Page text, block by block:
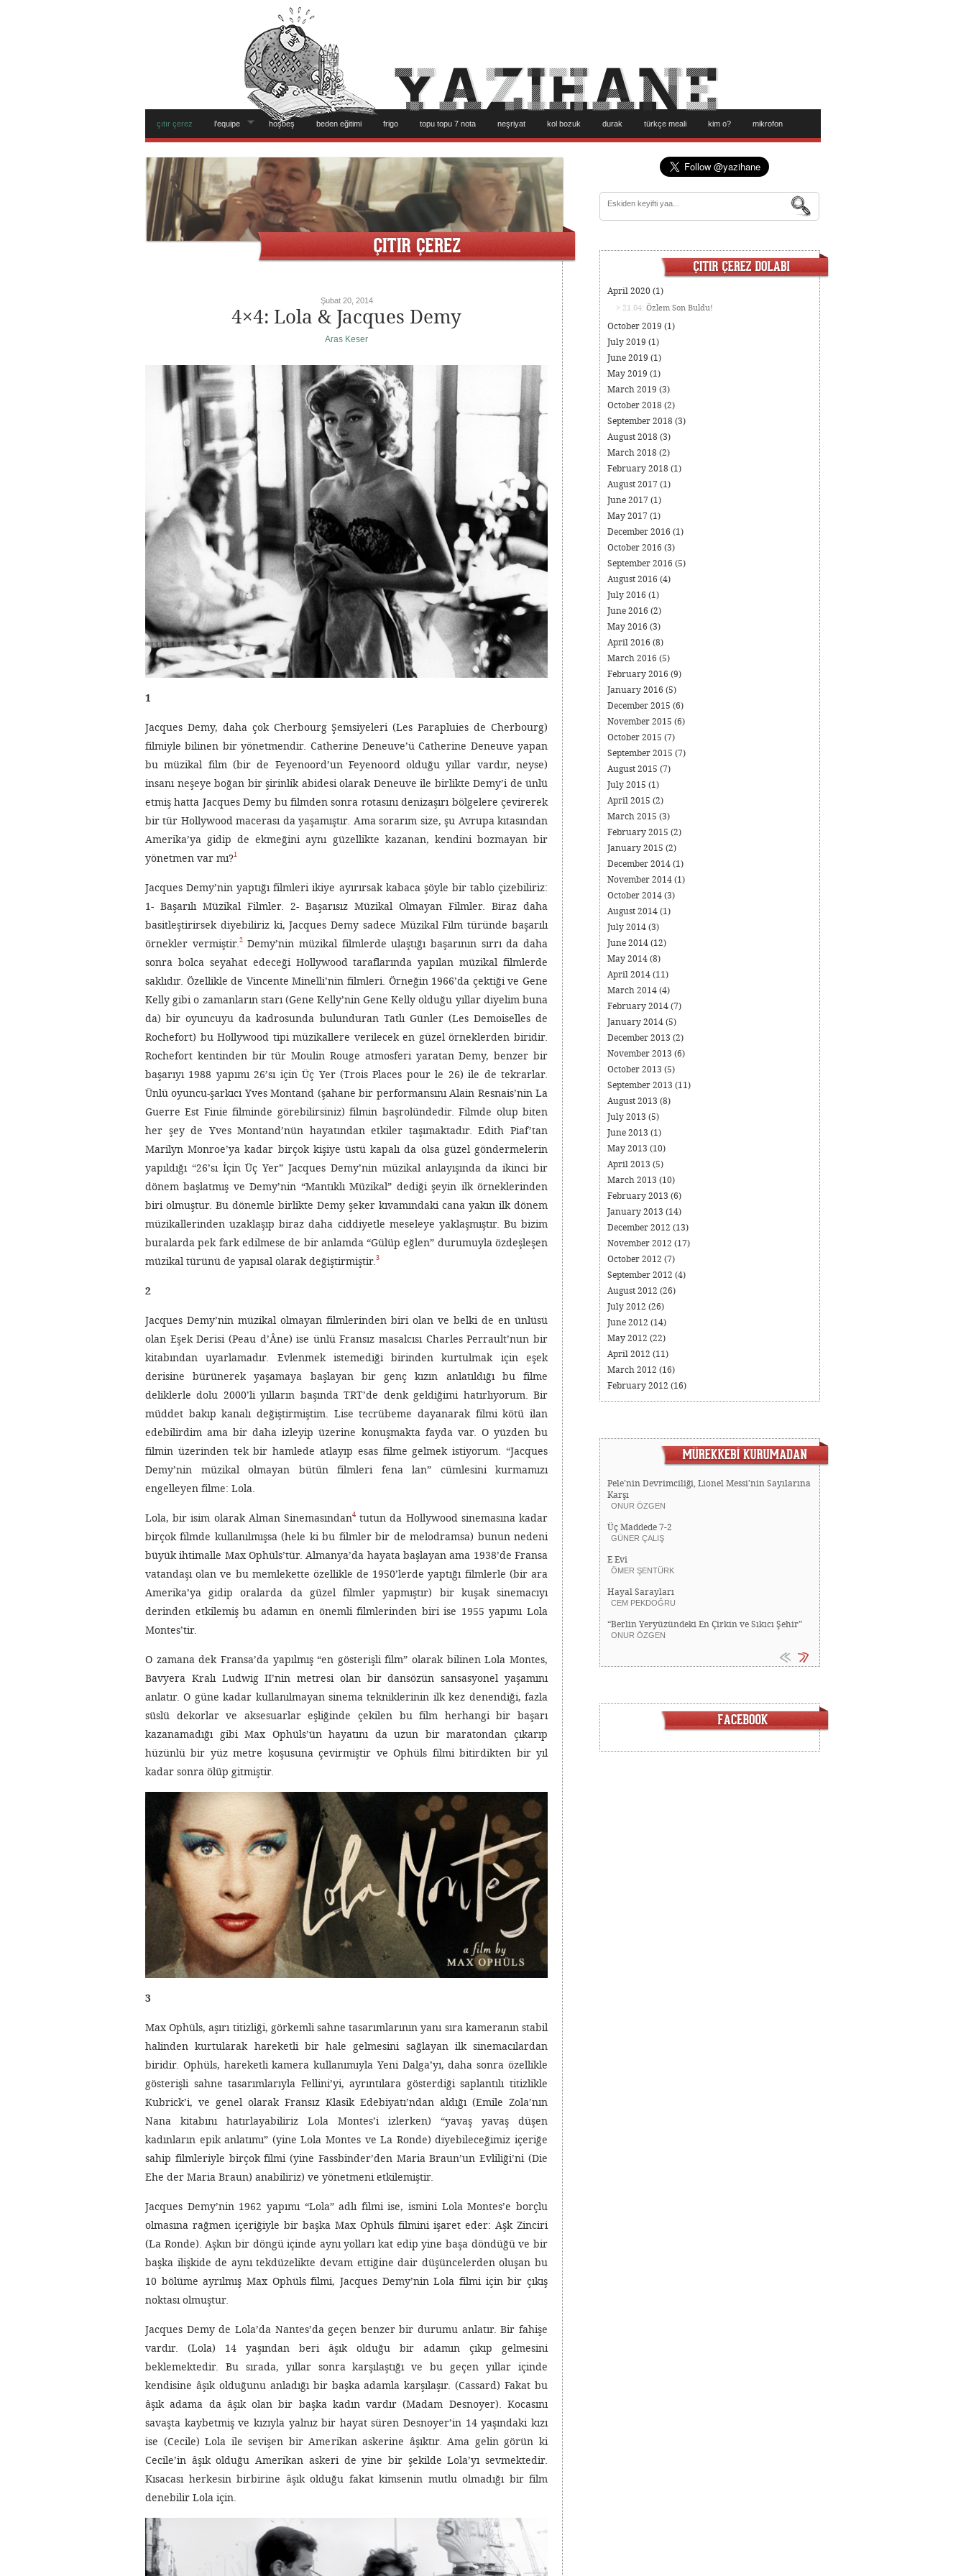
çıtır çerez l’equipe hoşbeş beden eğitimi frigo topu topu 7 nota neşriyat kol bozuk durak türkçe meali kim o? mikrofon
Şubat 20, 2014
4×4: Lola & Jacques Demy
Aras Keser
1
Jacques Demy, daha çok Cherbourg Şemsiyeleri (Les Parapluies de Cherbourg)
filmiyle bilinen bir yönetmendir. Catherine Deneuve’ü Catherine Deneuve yapan
bu müzikal film (bir de Feyenoord’un Feyenoord olduğu yıllar vardır, neyse)
insanı neşeye boğan bir şirinlik abidesi olarak Deneuve ile birlikte Demy’i de ünlü
etmiş hatta Jacques Demy bu filmden sonra rotasını denizaşırı bölgelere çevirerek
bir tür Hollywood macerası da yaşamıştır. Ama sorarım size, şu Avrupa kıtasından
Amerika’ya gidip de ekmeğini aynı güzellikte kazanan, kendini bozmayan bir
yönetmen var mı?1
Jacques Demy’nin yaptığı filmleri ikiye ayırırsak kabaca şöyle bir tablo çizebiliriz:
1- Başarılı Müzikal Filmler. 2- Başarısız Müzikal Olmayan Filmler. Biraz daha
basitleştirirsek diyebiliriz ki, Jacques Demy sadece Müzikal Film türünde başarılı
örnekler vermiştir.2Demy’nin müzikal filmlerde ulaştığı başarının sırrı da daha
sonra bolca seyahat edeceği Hollywood taraflarında yapılan müzikal filmlerde
saklıdır. Özellikle de Vincente Minelli’nin filmleri. Örneğin 1966’da çektiği ve Gene
Kelly gibi o zamanların starı (Gene Kelly’nin Gene Kelly olduğu yıllar diyelim buna
da) bir oyuncuyu da kadrosunda bulunduran Tatlı Günler (Les Demoiselles de
Rochefort) bu Hollywood tipi müzikallere verilecek en güzel örneklerden biridir.
Rochefort kentinden bir tür Moulin Rouge atmosferi yaratan Demy, benzer bir
başarıyı 1988 yapımı 26’sı için Üç Yer (Trois Places pour le 26) ile de tekrarlar.
Ünlü oyuncu-şarkıcı Yves Montand (şahane bir performansını Alain Resnais’nin La
Guerre Est Finie filminde görebilirsiniz) filmin başrolündedir. Filmde olup biten
her şey de Yves Montand’nün hayatından etkiler taşımaktadır. Edith Piaf’tan
Marilyn Monroe’ya kadar birçok kişiye üstü kapalı da olsa güzel göndermelerin
yapıldığı “26’sı İçin Üç Yer” Jacques Demy’nin müzikal anlayışında da ikinci bir
dönem başlatmış ve Demy’nin “Mantıklı Müzikal” dediği şeyin ilk örneklerinden
biri olmuştur. Bu dönemle birlikte Demy şeker kıvamındaki cana yakın ilk dönem
müzikallerinden uzaklaşıp biraz daha ciddiyetle meseleye yaklaşmıştır. Bu bizim
buralarda pek fark edilmese de bir anlamda “Gülüp eğlen” durumuyla özdeşleşen
müzikal türünü de yapısal olarak değiştirmiştir.3
2
Jacques Demy’nin müzikal olmayan filmlerinden biri olan ve belki de en ünlüsü
olan Eşek Derisi (Peau d’Âne) ise ünlü Fransız masalcısı Charles Perrault’nun bir
kitabından uyarlamadır. Evlenmek istemediği birinden kurtulmak için eşek
derisine bürünerek yaşamaya başlayan bir genç kızın anlatıldığı bu filme
deliklerle dolu 2000’li yılların başında TRT’de denk geldiğimi hatırlıyorum. Bir
müddet bakıp kanalı değiştirmiştim. Lise tecrübeme dayanarak filmi kötü ilan
edebilirdim ama bir daha izleyip üzerine konuşmakta fayda var. O yüzden bu
filmin üzerinden tek bir hamlede atlayıp esas filme gelmek istiyorum. “Jacques
Demy’nin müzikal olmayan bütün filmleri fena lan” cümlesini kurmamızı
engelleyen filme: Lola.
Lola, bir isim olarak Alman Sinemasından4 tutun da Hollywood sinemasına kadar
birçok filmde kullanılmışsa (hele ki bu filmler bir de melodramsa) bunun nedeni
büyük ihtimalle Max Ophüls’tür. Almanya’da hayata başlayan ama 1938’de Fransa
vatandaşı olan ve bu memlekette özellikle de 1950’lerde yaptığı filmlerle (bir ara
Amerika’ya gidip oralarda da güzel filmler yapmıştır) bir kuşak sinemacıyı
derinden etkilemiş bu adamın en önemli filmlerinden biri ise 1955 yapımı Lola
Montes’tir.
O zamana dek Fransa’da yapılmış “en gösterişli film” olarak bilinen Lola Montes,
Bavyera Kralı Ludwig II’nin metresi olan bir dansözün sansasyonel yaşamını
anlatır. O güne kadar kullanılmayan sinema tekniklerinin ilk kez denendiği, fazla
süslü dekorlar ve aksesuarlar eşliğinde çekilen bu film herhangi bir başarı
kazanamadığı gibi Max Ophüls’ün hayatını da uzun bir maratondan çıkarıp
hüzünlü bir yüz metre koşusuna çevirmiştir ve Ophüls filmi bitirdikten bir yıl
kadar sonra ölüp gitmiştir.
3
Max Ophüls, aşırı titizliği, görkemli sahne tasarımlarının yanı sıra kameranın stabil
halinden kurtularak hareketli bir hale gelmesini sağlayan ilk sinemacılardan
biridir. Ophüls, hareketli kamera kullanımıyla Yeni Dalga’yı, daha sonra özellikle
gösterişli sahne tasarımlarıyla Fellini’yi, ayrıntılara gösterdiği saplantılı titizlikle
Kubrick’i, ve genel olarak Fransız Klasik Edebiyatı’ndan aldığı (Emile Zola’nın
Nana kitabını hatırlayabiliriz Lola Montes’i izlerken) “yavaş yavaş düşen
kadınların epik anlatımı” (yine Lola Montes ve La Ronde) diyebileceğimiz içeriğe
sahip filmleriyle birçok filmi (yine Fassbinder’den Maria Braun’un Evliliği’ni (Die
Ehe der Maria Braun) anabiliriz) ve yönetmeni etkilemiştir.
Jacques Demy’nin 1962 yapımı “Lola” adlı filmi ise, ismini Lola Montes’e borçlu
olmasına rağmen içeriğiyle bir başka Max Ophüls filmini işaret eder: Aşk Zinciri
(La Ronde). Aşkın bir döngü içinde aynı yolları kat edip yine başa döndüğü ve bir
başka ilişkide de aynı tekdüzelikte devam ettiğine dair düşüncelerden oluşan bu
10 bölüme ayrılmış Max Ophüls filmi, Jacques Demy’nin Lola filmi için bir çıkış
noktası olmuştur.
Jacques Demy de Lola’da Nantes’da geçen benzer bir durumu anlatır. Bir fahişe
vardır. (Lola) 14 yaşından beri âşık olduğu bir adamın çıkıp gelmesini
beklemektedir. Bu sırada, yıllar sonra karşılaştığı ve bu geçen yıllar içinde
kendisine âşık olduğunu anladığı bir başka adamla karşılaşır. (Cassard) Fakat bu
âşık adama da âşık olan bir başka kadın vardır (Madam Desnoyer). Kocasını
savaşta kaybetmiş ve kızıyla yalnız bir hayat süren Desnoyer’in 14 yaşındaki kızı
ise (Cecile) Lola ile sevişen bir Amerikan askerine âşıktır. Ama gelin görün ki
Cecile’in âşık olduğu Amerikan askeri de yine bir şekilde Lola’yı sevmektedir.
Kısacası herkesin birbirine âşık olduğu fakat kimsenin mutlu olmadığı bir film
denebilir Lola için.
April 2020(1)
> 21.04: Özlem Son Buldu!
October 2019 (1)
July 2019 (1)
June 2019 (1)
May 2019 (1)
March 2019 (3)
October 2018 (2)
September 2018 (3)
August 2018 (3)
March 2018 (2)
February 2018 (1)
August 2017 (1)
June 2017 (1)
May 2017 (1)
December 2016 (1)
October 2016 (3)
September 2016 (5)
August 2016 (4)
July 2016 (1)
June 2016 (2)
May 2016 (3)
April 2016 (8)
March 2016 (5)
February 2016 (9)
January 2016 (5)
December 2015 (6)
November 2015 (6)
October 2015 (7)
September 2015 (7)
August 2015 (7)
July 2015 (1)
April 2015 (2)
March 2015 (3)
February 2015 (2)
January 2015 (2)
December 2014(1)
November 2014(1)
October 2014(3)
August 2014(1)
July 2014(3)
June 2014(12)
May 2014(8)
April 2014(11)
March 2014(4)
February 2014(7)
January 2014(5)
December 2013 (2)
November 2013 (6)
October 2013 (5)
September 2013 (11)
August 2013 (8)
July 2013 (5)
June 2013 (1)
May 2013 (10)
April 2013 (5)
March 2013 (10)
February 2013 (6)
January 2013 (14)
December 2012 (13)
November 2012 (17)
October 2012 (7)
September 2012 (4)
August 2012 (26)
July 2012 (26)
June 2012 (14)
May 2012 (22)
April 2012 (11)
March 2012 (16)
February 2012 (16)
Pele’nin Devrimciliği, Lionel Messi’nin Sayılarına
Karşı
ONUR ÖZGEN
Üç Maddede 7-2
GÜNER ÇALIŞ
E Evi
ÖMER ŞENTÜRK
Hayal Sarayları
CEM PEKDOĞRU
“Berlin Yeryüzündeki En Çirkin ve Sıkıcı Şehir”
ONUR ÖZGEN